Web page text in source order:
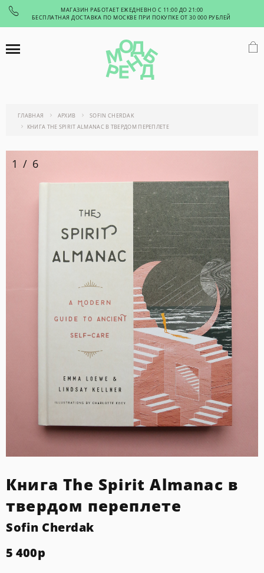
МАГАЗИН РАБОТАЕТ ЕЖЕДНЕВНО С 11:00 ДО 21:00
БЕСПЛАТНАЯ ДОСТАВКА ПО МОСКВЕ ПРИ ПОКУПКЕ ОТ 30 000 РУБЛЕЙ
ГЛАВНАЯ АРХИВ
SOFIN CHERDAK
КНИГА THE SPIRIT ALMANAC В ТВЕРДОМ ПЕРЕПЛЕТЕ
1 / 6
Книга The Spirit Almanac в
твердом переплете
Sofin Cherdak
5 400р